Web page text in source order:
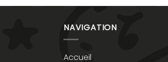
NAVIGATION
Accueil